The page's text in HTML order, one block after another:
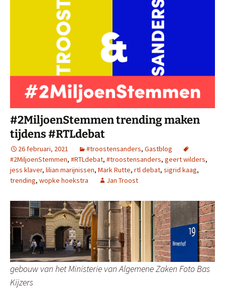
#2MiljoenStemmen trending maken
tijdens #RTLdebat
26 februari, 2021 #troostensanders, Gastblog
#2MiljoenStemmen, #RTLdebat, #troostensanders, geert wilders,
jess klaver, lilian marijnissen, Mark Rutte, rtl debat, sigrid kaag,
trending, wopke hoekstra Jan Troost
gebouw van het Ministerie van Algemene Zaken Foto Bas
Kijzers